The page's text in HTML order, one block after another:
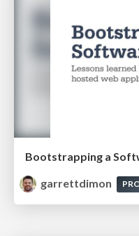
Bootstrapping a
garrettdimon